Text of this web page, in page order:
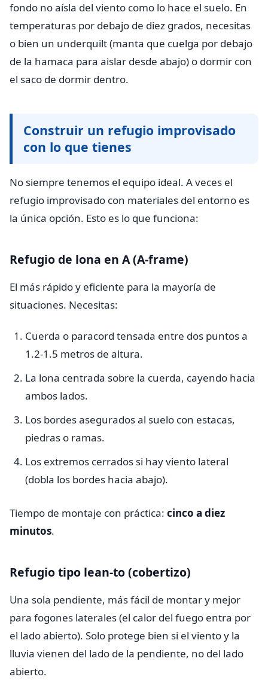
fondo no aísla del viento como lo hace el suelo. En
temperaturas por debajo de diez grados, necesitas
o bien un underquilt (manta que cuelga por debajo
de la hamaca para aislar desde abajo) o dormir con
el saco de dormir dentro.
Construir un refugio improvisado
con lo que tienes
No siempre tenemos el equipo ideal. A veces el
refugio improvisado con materiales del entorno es
la única opción. Esto es lo que funciona:
Refugio de lona en A (A-frame)
El más rápido y eficiente para la mayoría de
situaciones. Necesitas:
Cuerda o paracord tensada entre dos puntos a
1.2-1.5 metros de altura.
La lona centrada sobre la cuerda, cayendo hacia
ambos lados.
Los bordes asegurados al suelo con estacas,
piedras o ramas.
Los extremos cerrados si hay viento lateral
(dobla los bordes hacia abajo).
Tiempo de montaje con práctica: cinco a diez
minutos.
Refugio tipo lean-to (cobertizo)
Una sola pendiente, más fácil de montar y mejor
para fogones laterales (el calor del fuego entra por
el lado abierto). Solo protege bien si el viento y la
lluvia vienen del lado de la pendiente, no del lado
abierto.